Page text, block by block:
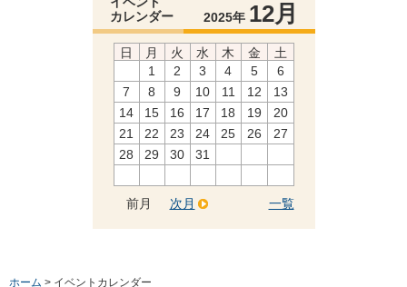
カレンダー
2025年 12月
日 月 火 水 木 金
土
1
2 3 4 5
6
7
8 9 10 11 12
13
14
15 16 17 18 19
20
21
22 23 24 25 26
27
28
29 30 31
前月 一覧
次月
ホーム > イベントカレンダー